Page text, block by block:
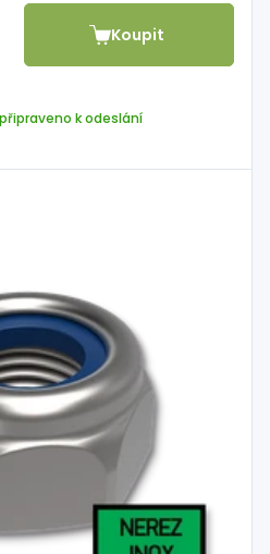
Koupit
k odeslání